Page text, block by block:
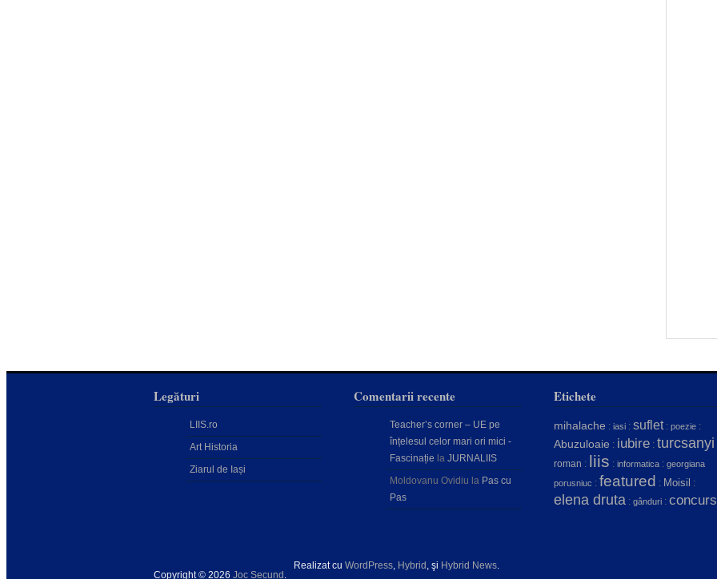
Legături
LIIS.ro
Art Historia
Ziarul de Iași
Comentarii recente
Teacher’s corner – UE pe
înțelesul celor mari ori mici -
Fascinație la JURNALIIS
Moldovanu Ovidiu la Pas cu
Pas
Etichete
mihalache : iasi : suflet: poezie :
Abuzuloaie : iubire : turcsanyi
roman : liis : informatica : georgiana
porusniuc : featured : Moisil :
elena druta : gânduri : concurs
Copyright © 2026 Joc Secund .
Realizat cu WordPress, Hybrid , şi Hybrid News.